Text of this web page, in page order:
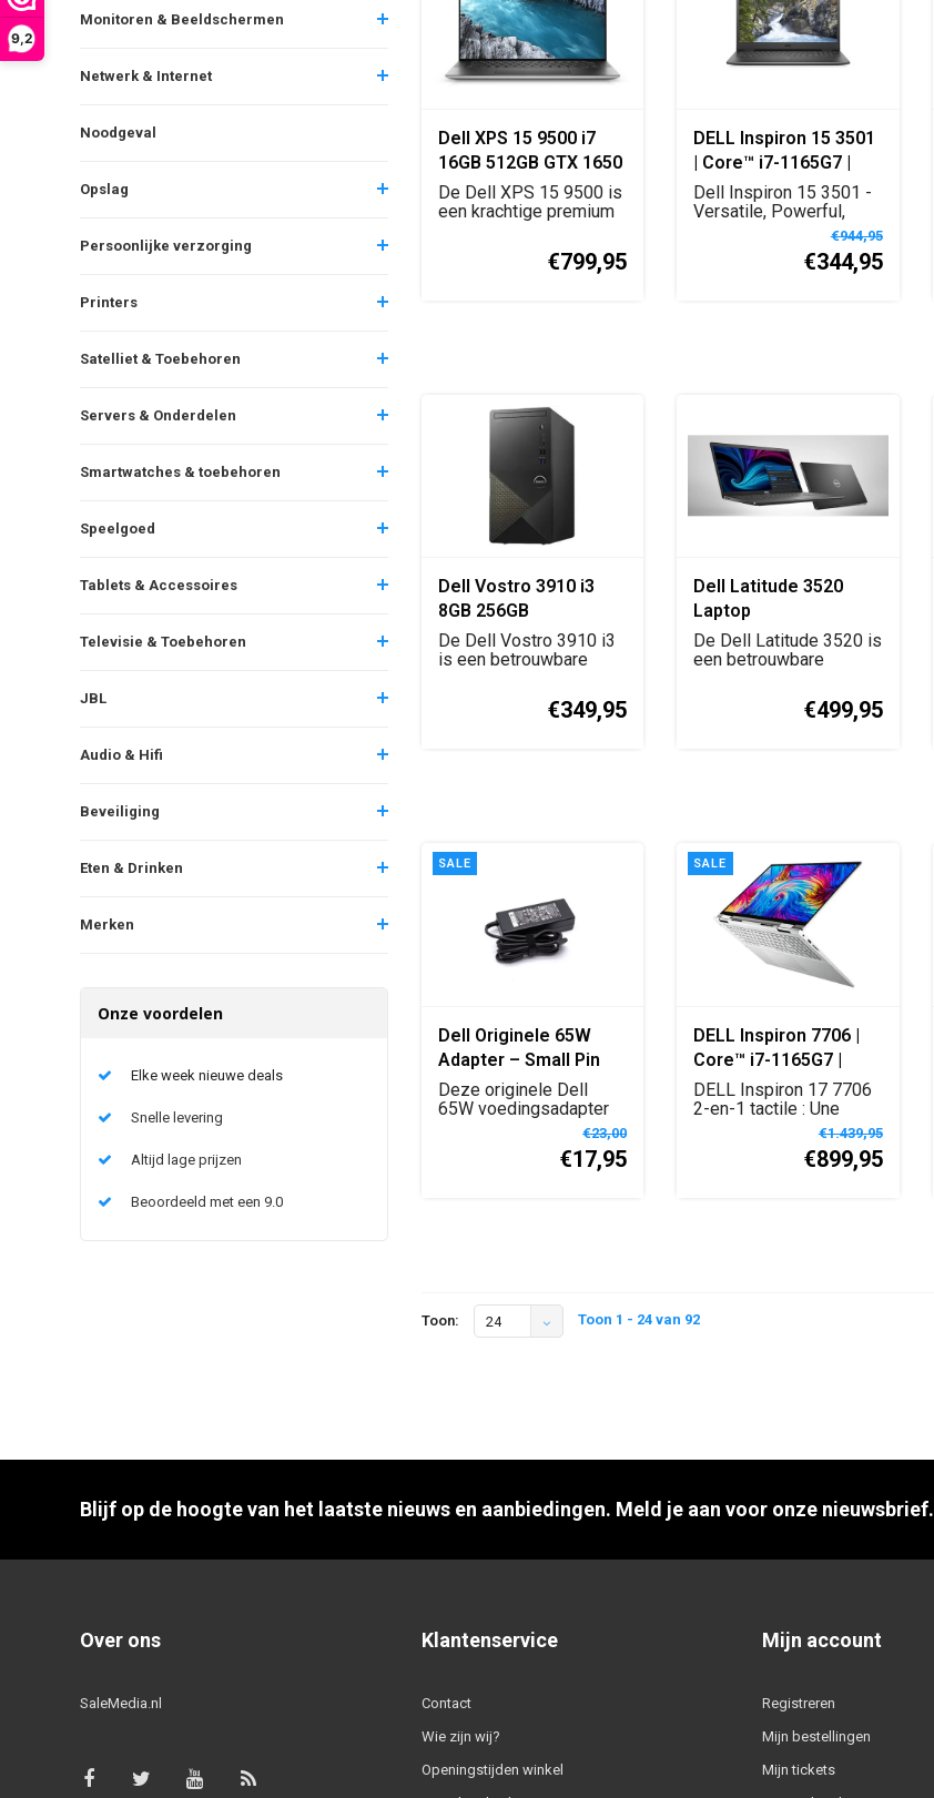
9,2
Monitoren & Beeldschermen
Netwerk & Internet
Noodgeval
Opslag
Persoonlijke verzorging
Printers
Satelliet & Toebehoren
Servers & Onderdelen
Smartwatches & toebehoren
Speelgoed
Tablets & Accessoires
Televisie & Toebehoren
JBL
Audio & Hifi
Beveiliging
Eten & Drinken
Merken
Onze voordelen
Elke week nieuwe deals
Snelle levering
Altijd lage prijzen
Beoordeeld met een 9.0
Dell XPS 15 9500 i7
16GB 512GB GTX 1650
Ti
De Dell XPS 15 9500 is
een krachtige premium
€799,95
DELL Inspiron 15 3501
| Core™ i7-1165G7 |
8GB | 512GB SSD |
GeForce MX330 | 15"
FHD | Black | W11
Home | Qwertz - DE
Dell Inspiron 15 3501 -
Versatile, Powerful,
€944,95
€344,95
Dell Vostro 3910 i3
8GB 256GB
De Dell Vostro 3910 i3
is een betrouwbare
€349,95
Dell Latitude 3520
Laptop
De Dell Latitude 3520 is
een betrouwbare
€499,95
SALE
Dell Originele 65W
Adapter – Small Pin
4.5 × 3.0 mm
Deze originele Dell
65W voedingsadapter
met small pin connec...€23,00
€17,95
SALE
DELL Inspiron 7706 |
Core™ i7-1165G7 |
16GB | 512GB SSD | 2-
in-1 17" Touchscreen |
Silver | W11 Home |
DELL Inspiron 17 7706
2-en-1 tactile : Une
expérience visue...€1.439,95
€899,95
Toon: 24 Toon 1 - 24 van 92
Blijf op de hoogte van het laatste nieuws en aanbiedingen. Meld je aan voor onze nieuwsbrief.
Over ons
SaleMedia.nl
Klantenservice
Contact
Wie zijn wij?
Openingstijden winkel
Mijn account
Registreren
Mijn bestellingen
Mijn tickets